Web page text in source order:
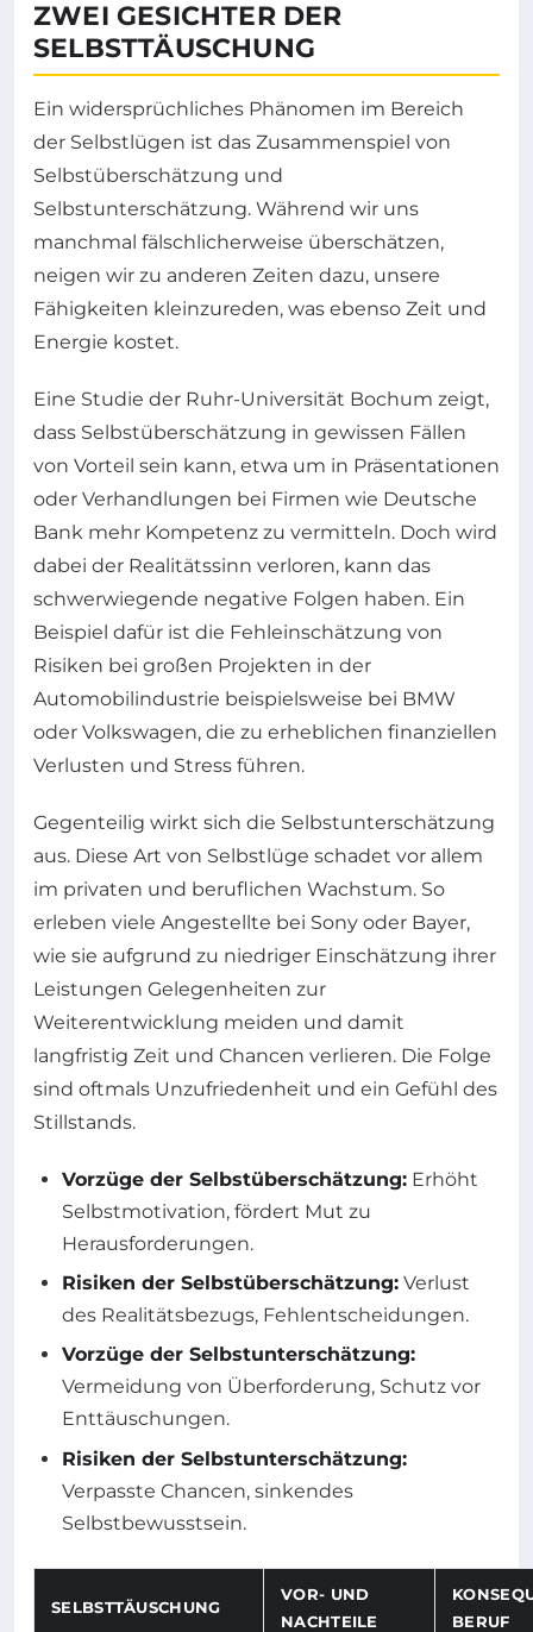
ZWEI GESICHTER DER
SELBSTTÄUSCHUNG
Ein widersprüchliches Phänomen im Bereich
der Selbstlügen ist das Zusammenspiel von
Selbstüberschätzung und
Selbstunterschätzung. Während wir uns
manchmal fälschlicherweise überschätzen,
neigen wir zu anderen Zeiten dazu, unsere
Fähigkeiten kleinzureden, was ebenso Zeit und
Energie kostet.
Eine Studie der Ruhr-Universität Bochum zeigt,
dass Selbstüberschätzung in gewissen Fällen
von Vorteil sein kann, etwa um in Präsentationen
oder Verhandlungen bei Firmen wie Deutsche
Bank mehr Kompetenz zu vermitteln. Doch wird
dabei der Realitätssinn verloren, kann das
schwerwiegende negative Folgen haben. Ein
Beispiel dafür ist die Fehleinschätzung von
Risiken bei großen Projekten in der
Automobilindustrie beispielsweise bei BMW
oder Volkswagen, die zu erheblichen finanziellen
Verlusten und Stress führen.
Gegenteilig wirkt sich die Selbstunterschätzung
aus. Diese Art von Selbstlüge schadet vor allem
im privaten und beruflichen Wachstum. So
erleben viele Angestellte bei Sony oder Bayer,
wie sie aufgrund zu niedriger Einschätzung ihrer
Leistungen Gelegenheiten zur
Weiterentwicklung meiden und damit
langfristig Zeit und Chancen verlieren. Die Folge
sind oftmals Unzufriedenheit und ein Gefühl des
Stillstands.
Vorzüge der Selbstüberschätzung: Erhöht
Selbstmotivation, fördert Mut zu
Herausforderungen.
Risiken der Selbstüberschätzung: Verlust
des Realitätsbezugs, Fehlentscheidungen.
Vorzüge der Selbstunterschätzung:
Vermeidung von Überforderung, Schutz vor
Enttäuschungen.
Risiken der Selbstunterschätzung:
Verpasste Chancen, sinkendes
Selbstbewusstsein.
SELBSTTÄUSCHUNG
VOR- UND
NACHTEILE
BERUF